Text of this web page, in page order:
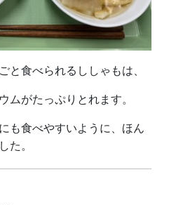
と食べられるししゃもは、
ムがたっぷりとれます。
も食べやすいように、ほん
た。